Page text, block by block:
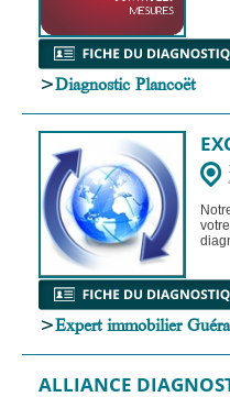
>Diagnostic Plancoët
>Expert immobilier
ALLIANCE